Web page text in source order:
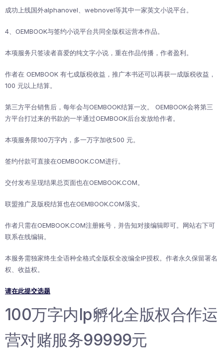
成功上线国外alphanovel、webnovel等其中一家英文小说平台。
4、OEMBOOK与签约小说平台共同全版权运营本作品。
本项服务只签读者喜爱的纯文字小说，重在作品传播，作者盈利。
作者在 OEMBOOK 有七成版税收益，推广本书还可以再获一成版税收益，
100 元以上结算。
第三方平台销售后，每年会与OEMBOOK结算一次。 OEMBOOK会将第三
方平台打过来的书款的一半通过OEMBOOK后台发放给作者。
本项服务限100万字内，多一万字加收500 元。
签约付款可直接在OEMBOOK.COM进行。
交付发布呈现结果总页面也在OEMBOOK.COM。
联盟推广及版税结算也在OEMBOOK.COM落实。
作者只需在OEMBOOK.COM注册账号，并告知对接编辑即可。网站右下可
联系在线编辑。
本服务需独家终生全语种全格式全版权全改编全IP授权。作者永久保留署名
权、收益权。
请在此提交选题
100万字内Ip孵化全版权合作运
营对赌服务99999元